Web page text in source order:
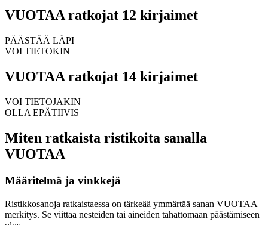
VUOTAA ratkojat 12 kirjaimet
PÄÄSTÄÄ LÄPI
VOI TIETOKIN
VUOTAA ratkojat 14 kirjaimet
VOI TIETOJAKIN
OLLA EPÄTIIVIS
Miten ratkaista ristikoita sanalla
VUOTAA
Määritelmä ja vinkkejä
Ristikkosanoja ratkaistaessa on tärkeää ymmärtää sanan VUOTAA
merkitys. Se viittaa nesteiden tai aineiden tahattomaan päästämiseen